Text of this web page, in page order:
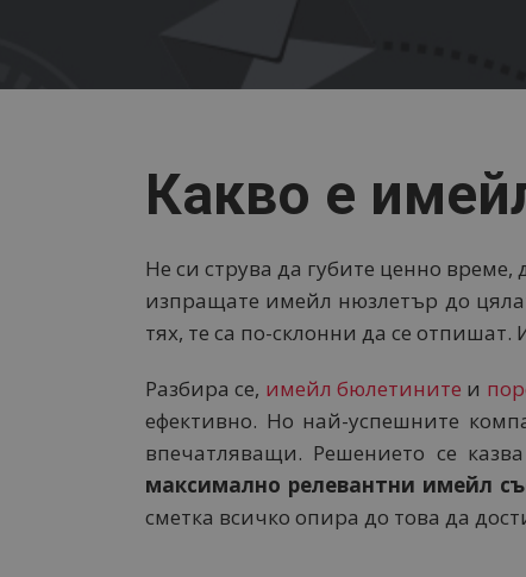
Какво е
Не си струва да губите ценно
изпращате имейл нюзлетър до
тях, те са по-склонни да се
Разбира се, имейл бюлетините и
ефективно. Но най-успешните
впечатляващи. Решението се казва
максимално релевантни имейл
сметка всичко опира до това да